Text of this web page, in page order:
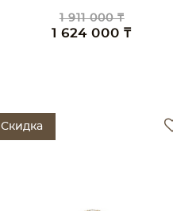
1 911 000 ₸
1 624 000 ₸
Скидка